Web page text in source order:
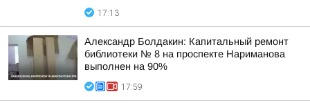
17:13
Александр Болдакин: Капитальный ремонт
библиотеки № 8 на проспекте Нариманова
выполнен на 90%
17:59